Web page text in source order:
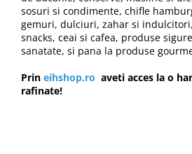
Condimente turcesti
Ghimbir murat la borcan
Supa miso
sosuri si condimente, chifle
gemuri, dulciuri, zahar si
snacks, ceai si cafea, produse
sanatate, si pana la produse
Prin eihshop.ro aveti acces la o
rafinate!